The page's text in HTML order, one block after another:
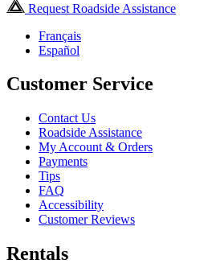
Request Roadside Assistance
Français
Español
Customer Service
Contact Us
Roadside Assistance
My Account & Orders
Payments
Tips
FAQ
Accessibility
Customer Reviews
Rentals